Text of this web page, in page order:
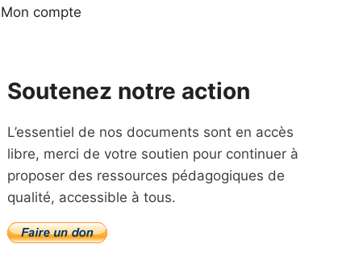
Mon compte
Soutenez notre action
L’essentiel de nos documents sont en accès
libre, merci de votre soutien pour continuer à
proposer des ressources pédagogiques de
qualité, accessible à tous.